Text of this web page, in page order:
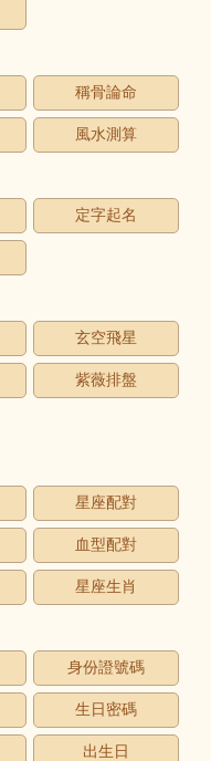
稱骨論命
風水測算
定字起名
玄空飛星
紫薇排盤
星座配對
血型配對
星座生肖
身份證號碼
生日密碼
出生日